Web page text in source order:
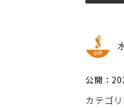
公開：
カテゴリ